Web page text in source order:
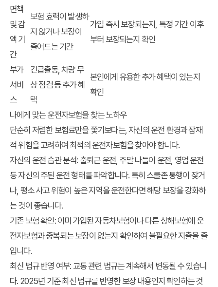
면책
및 감
액 기
간
보험 효력이 발생하
지 않거나 보장이
줄어드는 기간
가입 즉시 보장되는지, 특정 기간 이후
부터 보장되는지 확인
부가
서비
스
긴급출동, 차량 무
상 점검 등 추가 혜
택
본인에게 유용한 추가 혜택이 있는지
확인
나에게 맞는 운전자보험을 찾는 노하우
단순히 저렴한 보험료만을 쫓기보다는, 자신의 운전 환경과 잠재
적 위험을 고려하여 최적의 운전자보험을 찾아야 합니다.
자신의 운전 습관 분석: 출퇴근 운전, 주말 나들이 운전, 영업 운전
등 자신의 주된 운전 형태를 파악합니다. 특히 스쿨존 통행이 잦거
나, 평소 사고 위험이 높은 지역을 운전한다면 해당 보장을 강화하
는 것이 좋습니다.
기존 보험 확인:이미 가입된 자동차보험이나 다른 상해보험에 운
전자보험과 중복되는 보장이 없는지 확인하여 불필요한 지출을 줄
입니다.
최신 법규 반영 여부: 교통 관련 법규는 계속해서 변동될 수 있습니
다. 2025년 기준 최신 법규를 반영한 보장 내용인지 확인하는 것